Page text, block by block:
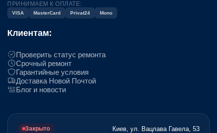
ПРИНИМАЕМ К ОПЛАТЕ:
VISA MasterCard Privat24 Mono
Клиентам:
Проверить статус ремонта
Срочный ремонт
Гарантийные условия
Доставка Новой Почтой
Блог и новости
Закрыто Киев, ул. Вацлава Гавела, 53